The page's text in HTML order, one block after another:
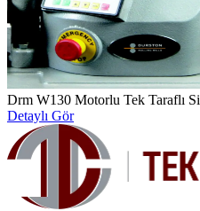
Drm W130 Motorlu Tek Taraflı
Detaylı Gör